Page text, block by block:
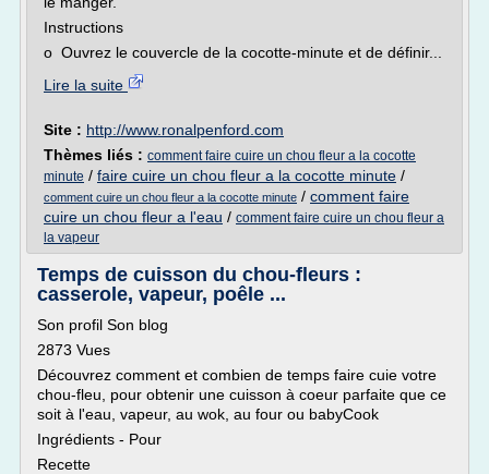
Instructions
o Ouvrez le couvercle de la cocotte-minute et de définir...
Lire la suite
Site : http://www.ronalpenford.com
Thèmes liés : comment faire cuire un chou fleur a la cocotte
minute / faire cuire un chou fleur a la cocotte minute /
comment cuire un chou fleur a la cocotte minute / comment faire
cuire un chou fleur a l'eau / comment faire cuire un chou fleur a
la vapeur
Temps de cuisson du chou-fleurs :
casserole, vapeur, poêle ...
Son profil Son blog
2873 Vues
Découvrez comment et combien de temps faire cuie votre
chou-fleu, pour obtenir une cuisson à coeur parfaite que ce
soit à l'eau, vapeur, au wok, au four ou babyCook
Ingrédients - Pour
Recette